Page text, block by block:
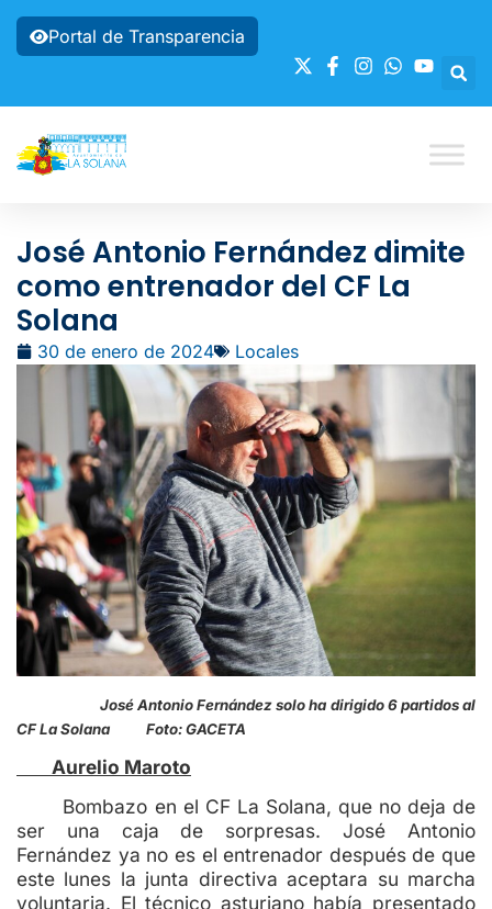
Portal de Transparencia
José Antonio Fernández dimite
como entrenador del CF La
Solana
30 de enero de 2024 Locales
José Antonio Fernández solo ha dirigido 6 partidos al
CF La Solana Foto: GACETA
Aurelio Maroto
Bombazo en el CF La Solana, que no deja de
ser una caja de sorpresas. José Antonio
Fernández ya no es el entrenador después de que
este lunes la junta directiva aceptara su marcha
voluntaria. El técnico asturiano había presentado